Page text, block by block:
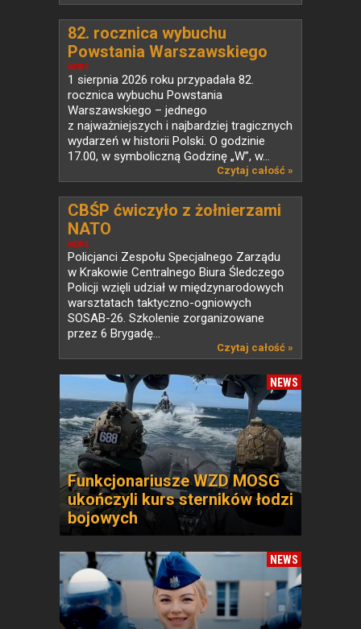
NEWS
82. rocznica wybuchu
Powstania Warszawskiego
1 sierpnia 2026 roku przypadała 82.
rocznica wybuchu Powstania
Warszawskiego – jednego
z najważniejszych i najbardziej tragicznych
wydarzeń w historii Polski. O godzinie
17.00, w symboliczną Godzinę „W”, w...
Czytaj całość »
NEWS
CBŚP ćwiczyło z żołnierzami
NATO
Policjanci Zespołu Specjalnego Zarządu
w Krakowie Centralnego Biura Śledczego
Policji wzięli udział w międzynarodowych
warsztatach taktyczno-ogniowych
SOSAB-26. Szkolenie zorganizowane
przez 6 Brygadę...
Czytaj całość »
NEWS
Funkcjonariusze WZD MOSG
ukończyli kurs sterników łodzi
bojowych
NEWS